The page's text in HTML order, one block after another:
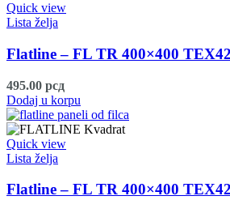
Quick view
Lista želja
Flatline – FL TR 400×400
495.00 рсд
Dodaj u korpu
Quick view
Lista želja
Flatline – FL TR 400×400